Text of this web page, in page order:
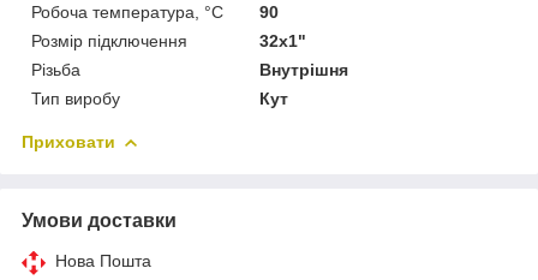
Робоча температура, °C
90
Розмір підключення
32x1"
Різьба
Внутрішня
Тип виробу
Кут
Приховати
Умови доставки
Нова Пошта